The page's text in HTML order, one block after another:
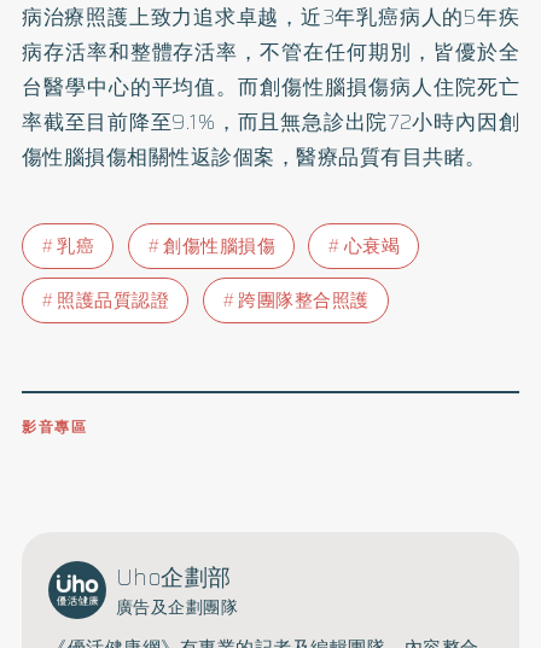
病治療照護上致力追求卓越，近3年乳癌病人的5年疾
病存活率和整體存活率，不管在任何期別，皆優於全
台醫學中心的平均值。而創傷性腦損傷病人住院死亡
率截至目前降至9.1%，而且無急診出院72小時內因創
傷性腦損傷相關性返診個案，醫療品質有目共睹。
乳癌 創傷性腦損傷
心衰竭
照護品質認證
跨團隊整合照護
影音專區
Uho企劃部
廣告及企劃團隊